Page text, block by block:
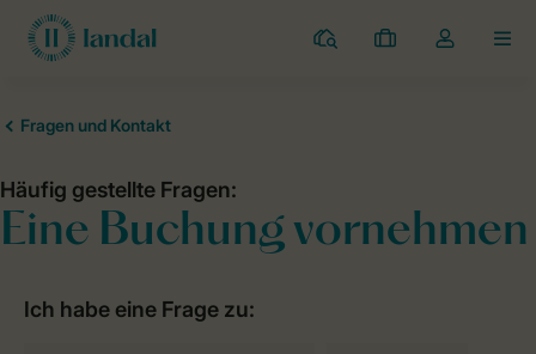
Campingplätze
Meine
Dropdown-